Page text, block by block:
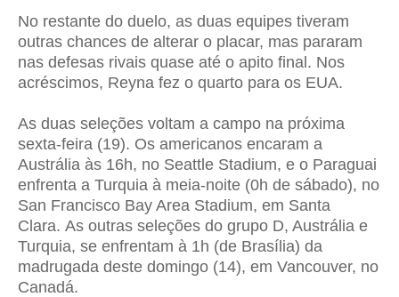
No restante do duelo, as duas equipes tiveram
outras chances de alterar o placar, mas pararam
nas defesas rivais quase até o apito final. Nos
acréscimos, Reyna fez o quarto para os EUA.
As duas seleções voltam a campo na próxima
sexta-feira (19). Os americanos encaram a
Austrália às 16h, no Seattle Stadium, e o Paraguai
enfrenta a Turquia à meia-noite (0h de sábado), no
San Francisco Bay Area Stadium, em Santa
Clara. As outras seleções do grupo D, Austrália e
Turquia, se enfrentam à 1h (de Brasília) da
madrugada deste domingo (14), em Vancouver, no
Canadá.